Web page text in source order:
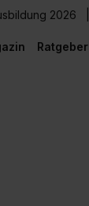
2026
Ratgeber